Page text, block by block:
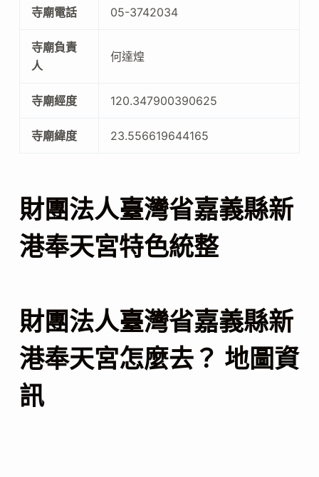
寺廟電話 05-3742034
寺廟負責
人
何達煌
寺廟經度 120.347900390625
寺廟緯度 23.556619644165
財團法人臺灣省嘉義縣新
港奉天宮特色統整
財團法人臺灣省嘉義縣新
港奉天宮怎麼去？ 地圖資
訊